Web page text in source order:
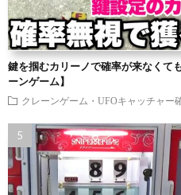
鍵を掴むカリーノで確率が来なくて
ーンゲーム】
クレーンゲーム・UFOキャッチャー